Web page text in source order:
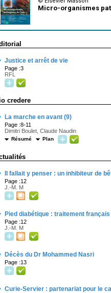
Micro-organismes
Justice et arrêt de vie
Page :3
RFL
credere
La marche en avant (9)
Page :8-11
Dimitri Boulet, Claude Naudin
Résumé Plan
Il fallait y penser : un inhibiteur de
Page :12
J.-M. M
Pied diabétique : traitement
Page :12
J.-M. M
Décès du Dr Mohammed Nasri
Page :13
Curie-Servier : partenariat pour le